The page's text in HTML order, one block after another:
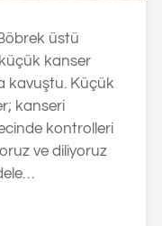
üstü
kanser
kavuştu. Küçük
kanseri
kontrolleri
ve diliyoruz